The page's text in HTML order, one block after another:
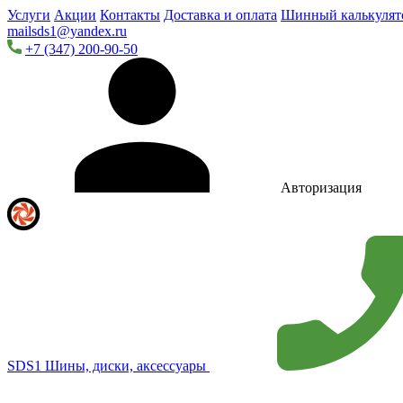
Услуги Акции Контакты Доставка и оплата Шинный
mailsds1@yandex.ru
+7 (347) 200-90-50
Авторизация
SDS1 Шины, диски, аксессуары